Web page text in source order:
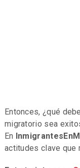
Entonces, ¿qué
migratorio sea
En
actitudes clave que